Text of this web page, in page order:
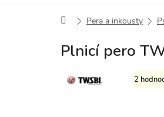
DomůPera a inkousty
Plnicí pero
2